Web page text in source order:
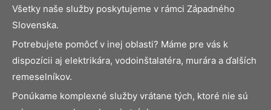
Všetky naše služby poskytujeme v rámci Západného
Slovenska.
Potrebujete pomôcť v inej oblasti? Máme pre vás k
dispozícii aj elektrikára, vodoinštalatéra, murára a ďalších
remeselníkov.
Ponúkame komplexné služby vrátane tých, ktoré nie sú